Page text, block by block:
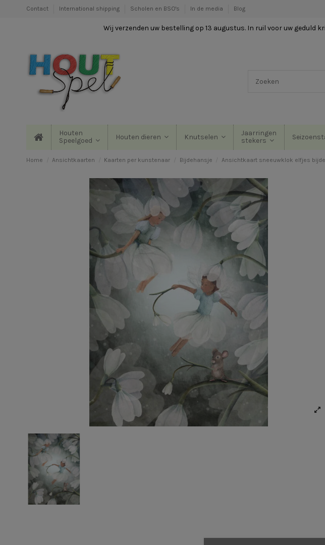
Contact International shipping Scholen en BSO's In de media Blog
Wij verzenden uw bestelling op 13 augustus. In ruil voor uw geduld
Houten
Speelgoed
Houten dieren Knutselen
Jaarringen
stekers
Home Ansichtkaarten Kaarten per kunstenaar Bijdehansje Ansichtkaart sneeuwklok elfjes